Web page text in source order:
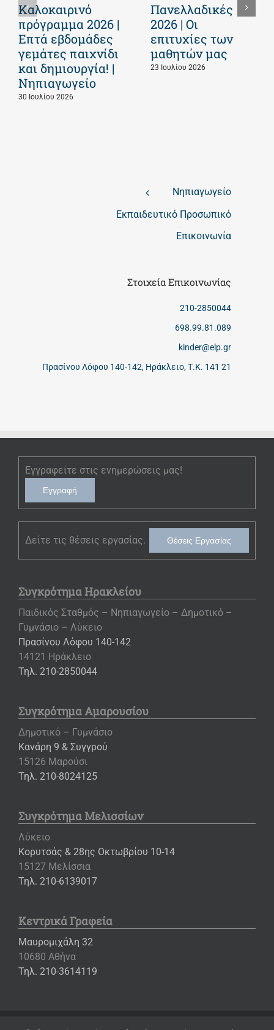
Καλοκαιρινό
πρόγραμμα 2026 |
Επτά εβδομάδες
γεμάτες παιχνίδι
και δημιουργία! |
Νηπιαγωγείο
30 Ιουλίου 2026
Πανελλαδικές
2026 | Οι
επιτυχίες των
μαθητών μας
23 Ιουλίου 2026
Νηπιαγωγείο
Εκπαιδευτικό Προσωπικό
Επικοινωνία
Στοιχεία Επικοινωνίας
210-2850044
698.99.81.089
kinder@elp.gr
Πρασίνου Λόφου 140-142, Ηράκλειο, Τ.Κ. 141 21
Εγγραφείτε στις ενημερώσεις μας!
Εγγραφή
Δείτε τις θέσεις εργασίας. Θέσεις Εργασίας
Συγκρότημα Ηρακλείου
Παιδικός Σταθμός – Νηπιαγωγείο – Δημοτικό –
Γυμνάσιο – Λύκειο
Πρασίνου Λόφου 140-142
14121 Ηράκλειο
Τηλ. 210-2850044
Συγκρότημα Αμαρουσίου
Δημοτικό – Γυμνάσιο
Κανάρη 9 & Συγγρού
15126 Μαρούσι
Τηλ. 210-8024125
Συγκρότημα Μελισσίων
Λύκειο
Κορυτσάς & 28ης Οκτωβρίου 10-14
15127 Μελίσσια
Τηλ. 210-6139017
Κεντρικά Γραφεία
Μαυρομιχάλη 32
10680 Αθήνα
Τηλ. 210-3614119